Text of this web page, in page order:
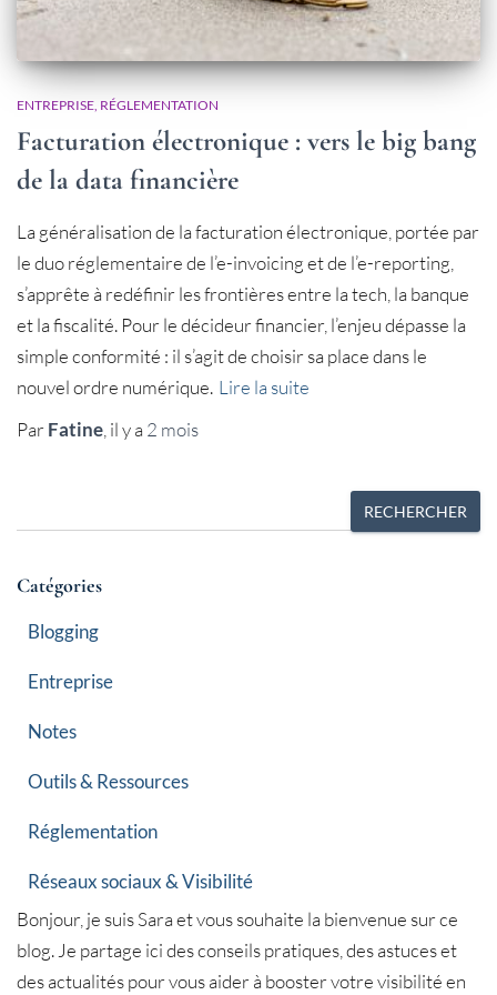
ENTREPRISE RÉGLEMENTATION
Facturation électronique : vers le big bang
de la data financière
La généralisation de la facturation électronique, portée par
le duo réglementaire de l’e-invoicing et de l’e-reporting,
s’apprête à redéfinir les frontières entre la tech, la banque
et la fiscalité. Pour le décideur financier, l’enjeu dépasse la
simple conformité : il s’agit de choisir sa place dans le
nouvel ordre numérique. Lire la suite
ParFatine , il y a 2 mois
e
h
RECHERCHER
Catégories
Blogging
Entreprise
Notes
Outils & Ressources
Réglementation
Réseaux sociaux & Visibilité
Bonjour, je suis Sara et vous souhaite la bienvenue sur ce
blog. Je partage ici des conseils pratiques, des astuces et
des actualités pour vous aider à booster votre visibilité en